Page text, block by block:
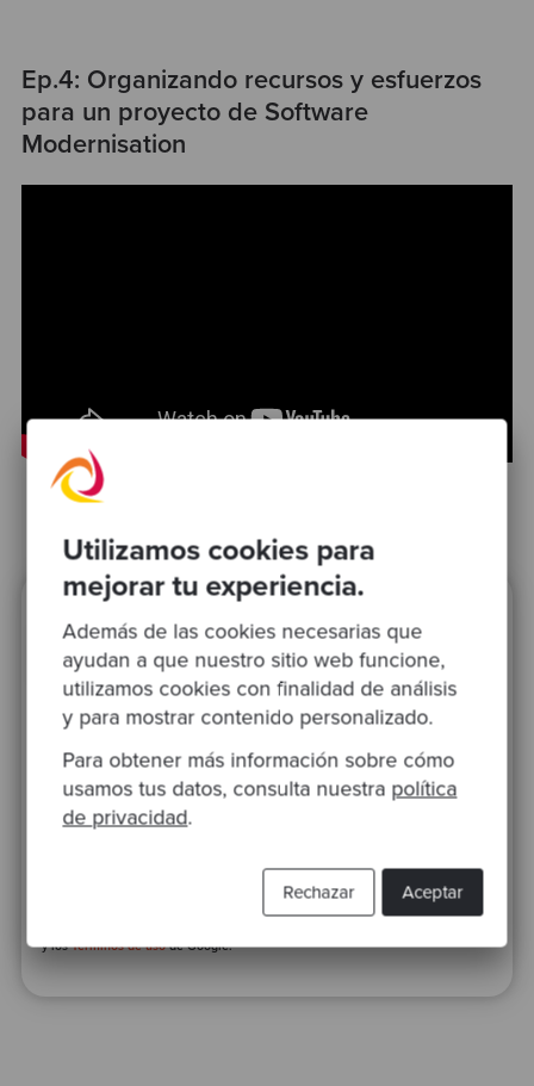
Utilizamos cookies para
mejorar tu experiencia.
Además de las cookies necesarias que
ayudan a que nuestro sitio web funcione,
utilizamos cookies con finalidad de análisis
y para mostrar contenido personalizado.
Para obtener más información sobre cómo
usamos tus datos, consulta nuestra política
de privacidad.
Aceptar
Rechazar
Ep.4: Organizando recursos y esfuerzos
para un proyecto de Software
Modernisation
¿Preparado para inspirarte?
Suscríbete a nuestra newsletter para
que podamos hacerte llegar
recomendaciones de expertos y casos
prácticos inspiradores
y losTérminos de usode Google.